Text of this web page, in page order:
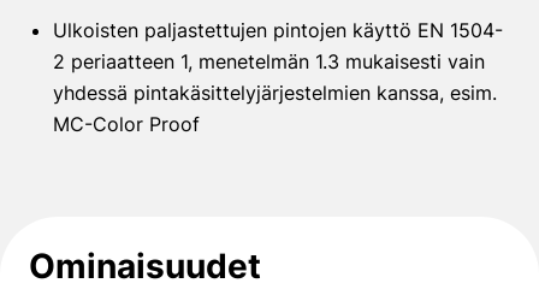
Ulkoisten paljastettujen pintojen käyttö EN 1504-
2 periaatteen 1, menetelmän 1.3 mukaisesti vain
yhdessä pintakäsittelyjärjestelmien kanssa, esim.
MC-Color Proof
Ominaisuudet